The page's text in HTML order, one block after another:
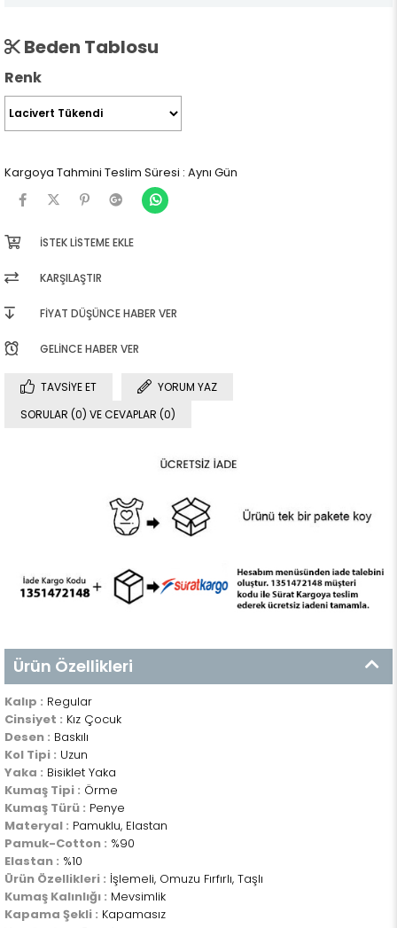
Beden Tablosu
Renk
Kargoya Tahmini Teslim Süresi : Aynı Gün
İSTEK LISTEME EKLE
KARŞILAŞTIR
FIYAT DÜŞÜNCE HABER VER
GELINCE HABER VER
TAVSIYE ET
YORUM YAZ
SORULAR (0) VE CEVAPLAR (0)
Ürün Özellikleri
Kalıp : Regular
Cinsiyet : Kız Çocuk
Desen : Baskılı
Kol Tipi : Uzun
Yaka : Bisiklet Yaka
Kumaş Tipi : Örme
Kumaş Türü : Penye
Materyal : Pamuklu, Elastan
Pamuk-Cotton : %90
Elastan : %10
Ürün Özellikleri : İşlemeli, Omuzu Fırfırlı, Taşlı
Kumaş Kalınlığı : Mevsimlik
Kapama Şekli : Kapamasız